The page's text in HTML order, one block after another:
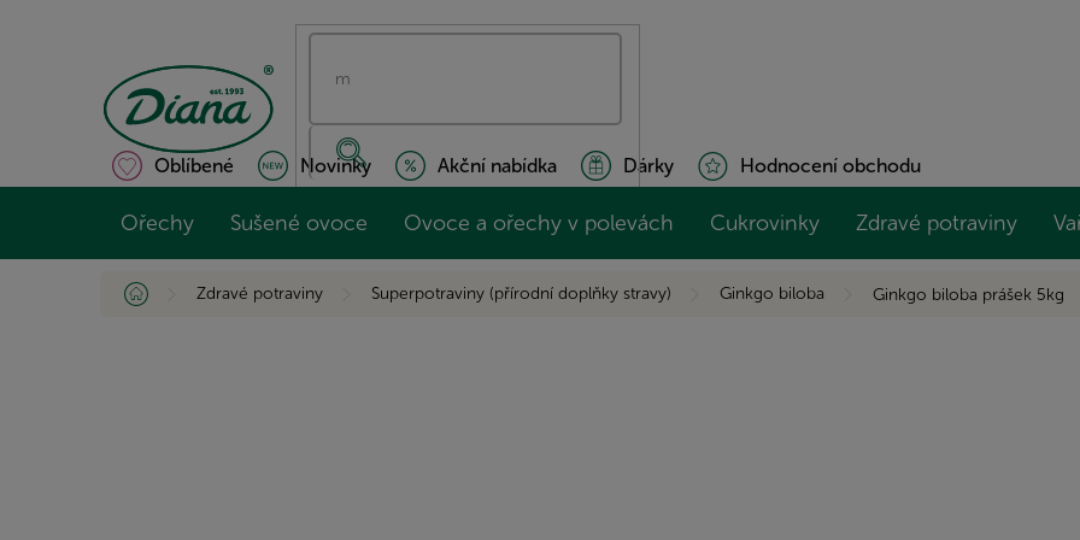
Oblíbené Novinky Akční nabídka Dárky Hodnocení obchodu
Ořechy Sušené ovoce Ovoce a ořechy v polevách Cukrovinky Zdravé potraviny
Domů Zdravé potraviny Superpotraviny (přírodní doplňky stravy) Ginkgo biloba Ginkgo biloba prášek 5kg